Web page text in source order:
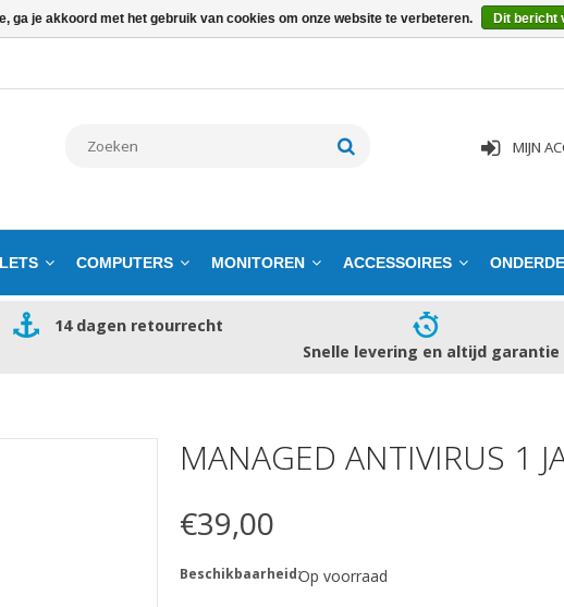
MIJN
COMPUTERS MONITOREN ACCESSOIRES
14 dagen retourrecht
Snelle levering en altijd garantie
MANAGED ANTIVIRUS 1
€39,00
Beschikbaarheid:Op voorraad
ga je akkoord met het gebruik van cookies om onze website te verbeteren. Dit bericht